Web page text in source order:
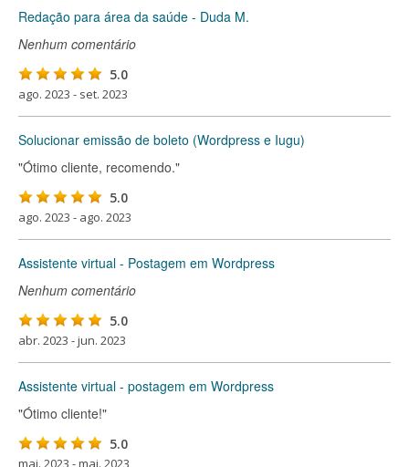
Redação para área da saúde - Duda M.
Nenhum comentário
5.0
ago. 2023 - set. 2023
Solucionar emissão de boleto (Wordpress e Iugu)
"Ótimo cliente, recomendo."
5.0
ago. 2023 - ago. 2023
Assistente virtual - Postagem em Wordpress
Nenhum comentário
5.0
abr. 2023 - jun. 2023
Assistente virtual - postagem em Wordpress
"Ótimo cliente!"
5.0
mai. 2023 - mai. 2023